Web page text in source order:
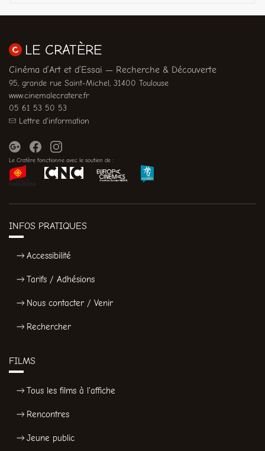
LE CRATÈRE
Cinéma d’Art et d’Essai — Recherche & Découverte
95, grande rue Saint-Michel, 31400 Toulouse
www.cinemalecratere.fr
05 61 53 50 53
Lettre d'information
Le Cratère fonctionne avec le soutien de :
INFOS PRATIQUES
Accessibilité
Tarifs / Adhésions
Nous contacter / Venir
Rechercher
FILMS
Tous les films à l'affiche
Rencontres
Jeune public